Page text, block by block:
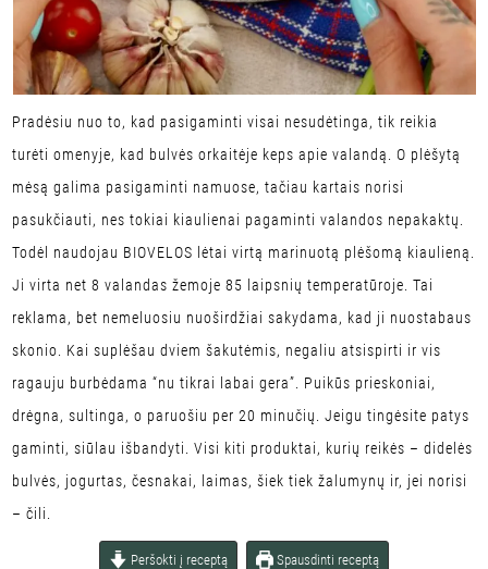
Pradėsiu nuo to, kad pasigaminti visai nesudėtinga, tik reikia
turėti omenyje, kad bulvės orkaitėje keps apie valandą. O plėšytą
mėsą galima pasigaminti namuose, tačiau kartais norisi
pasukčiauti, nes tokiai kiaulienai pagaminti valandos nepakaktų.
Todėl naudojau BIOVELOS lėtai virtą marinuotą plėšomą kiaulieną.
Ji virta net 8 valandas žemoje 85 laipsnių temperatūroje. Tai
reklama, bet nemeluosiu nuoširdžiai sakydama, kad ji nuostabaus
skonio. Kai suplėšau dviem šakutėmis, negaliu atsispirti ir vis
ragauju burbėdama “nu tikrai labai gera”. Puikūs prieskoniai,
drėgna, sultinga, o paruošiu per 20 minučių. Jeigu tingėsite patys
gaminti, siūlau išbandyti. Visi kiti produktai, kurių reikės – didelės
bulvės, jogurtas, česnakai, laimas, šiek tiek žalumynų ir, jei norisi
– čili.
Peršokti į receptą Spausdinti receptą